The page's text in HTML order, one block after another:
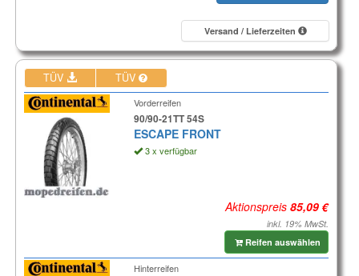
Versand / Lieferzeiten
TÜV TÜV
Vorderreifen
90/90-21TT 54S
ESCAPE FRONT
3 x verfügbar
Aktionspreis
inkl. 19% MwSt.
Reifen auswählen
Hinterreifen